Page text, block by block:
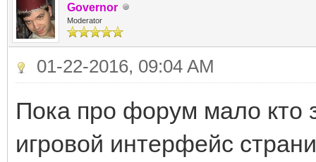
Governor
Moderator
01-22-2016, 09:04 AM
Пока про форум мало кто
игровой интерфейс